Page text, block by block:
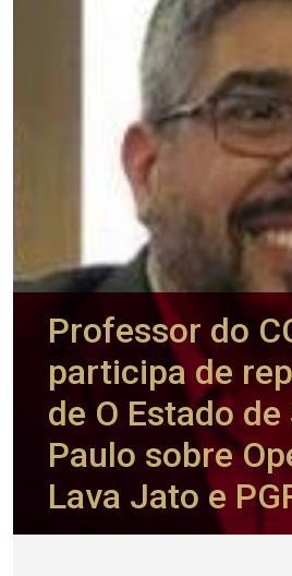
Professor do
participa de
de O Estado de
Paulo sobre
Lava Jato e